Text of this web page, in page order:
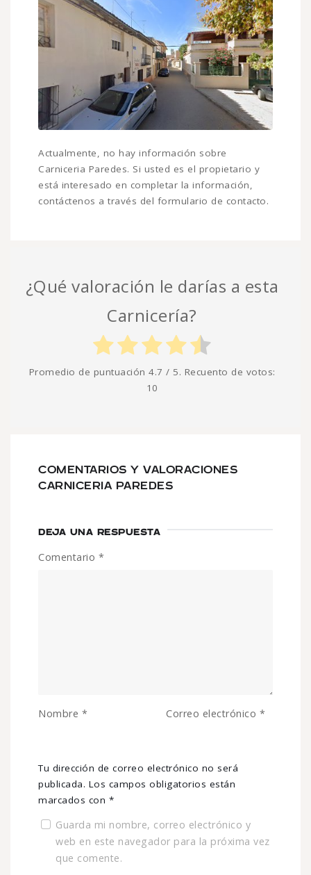
Actualmente, no hay información sobre
Carniceria Paredes. Si usted es el propietario y
está interesado en completar la información,
contáctenos a través del formulario de contacto.
¿Qué valoración le darías a esta
Carnicería?
Promedio de puntuación 4.7 / 5. Recuento de votos:
10
COMENTARIOS Y VALORACIONES
CARNICERIA PAREDES
DEJA UNA RESPUESTA
Tu dirección de correo electrónico no será
publicada. Los campos obligatorios están
marcados con *
Comentario *
Nombre * Correo electrónico *
Guarda mi nombre, correo electrónico y
web en este navegador para la próxima vez
que comente.